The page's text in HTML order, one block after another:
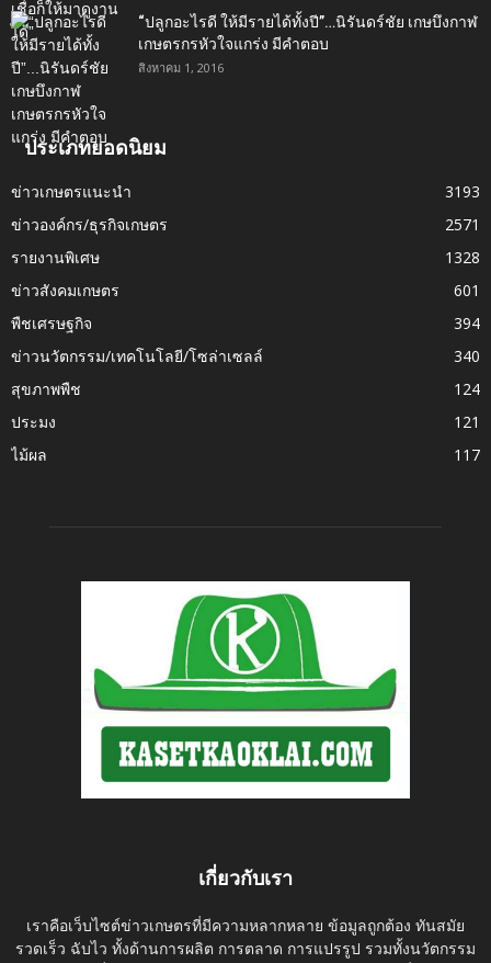
“ปลูกอะไรดี ให้มีรายได้ทั้งปี”…นิรันดร์ชัย เกษบึงกาฬ
เกษตรกรหัวใจแกร่ง มีคำตอบ
สิงหาคม 1, 2016
ประเภทยอดนิยม
ข่าวเกษตรแนะนำ
3193
ข่าวองค์กร/ธุรกิจเกษตร
2571
รายงานพิเศษ
1328
ข่าวสังคมเกษตร
601
พืชเศรษฐกิจ
394
ข่าวนวัตกรรม/เทคโนโลยี/โซล่าเซลล์
340
สุขภาพพืช
124
ประมง
121
ไม้ผล
117
เกี่ยวกับเรา
เราคือเว็บไซต์ข่าวเกษตรที่มีความหลากหลาย ข้อมูลถูกต้อง ทันสมัย
รวดเร็ว ฉับไว ทั้งด้านการผลิต การตลาด การแปรรูป รวมทั้งนวัตกรรม